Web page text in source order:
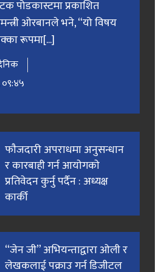
पोडकास्टमा प्रकाशित
ओरबानले भने, “यो विषय
रूपमा[...]
फाैजदारी अपराधमा अनुसन्धान
र कारबाही गर्न आयाेगकाे
प्रतिवेदन कुर्नु पर्दैन : अध्यक्ष
कार्की
“जेन जी” अभियन्ताद्वारा ओली र
लेखकलाई पक्राउ गर्न डिजीटल